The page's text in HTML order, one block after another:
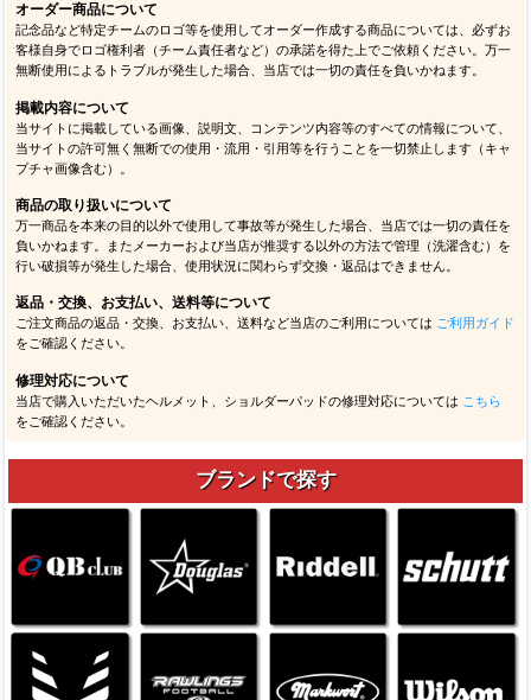
オーダー商品について
記念品など特定チームのロゴ等を使用してオーダー作成する商品については、必ずお
客様自身でロゴ権利者（チーム責任者など）の承諾を得た上でご依頼ください。万一
無断使用によるトラブルが発生した場合、当店では一切の責任を負いかねます。
掲載内容について
当サイトに掲載している画像、説明文、コンテンツ内容等のすべての情報について、
当サイトの許可無く無断での使用・流用・引用等を行うことを一切禁止します（キャ
プチャ画像含む）。
商品の取り扱いについて
万一商品を本来の目的以外で使用して事故等が発生した場合、当店では一切の責任を
負いかねます。またメーカーおよび当店が推奨する以外の方法で管理（洗濯含む）を
行い破損等が発生した場合、使用状況に関わらず交換・返品はできません。
返品・交換、お支払い、送料等について
ご注文商品の返品・交換、お支払い、送料など当店のご利用については ご利用ガイド
をご確認ください。
修理対応について
当店で購入いただいたヘルメット、ショルダーパッドの修理対応については こちら
をご確認ください。
ブランドで探す